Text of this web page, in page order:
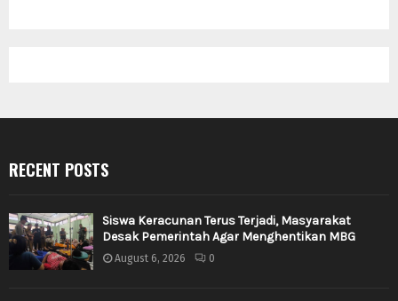
RECENT POSTS
Siswa Keracunan Terus Terjadi, Masyarakat
Desak Pemerintah Agar Menghentikan MBG
August 6, 2026 0